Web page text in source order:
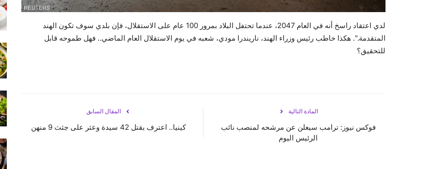
لدي اعتقاد راسخ أنه في العام 2047، عندما تحتفل البلاد بمرور 100 عام على الاستقلال، فإن بلدي سوف تكون الهند
المتقدمة.". هكذا خاطب رئيس وزراء الهند، ناريندرا مودي، شعبه في يوم الاستقلال العام الماضي.. فهل طموحه قابل
للتحقيق؟
المقال السابق
كينيا.. اعترف بقتل 42 سيدة وعثر على جثث 9 منهن
المادة التالية
فوكس نيوز: ترامب سيعلن عن مرشحه لمنصب نائب
الرئيس اليوم